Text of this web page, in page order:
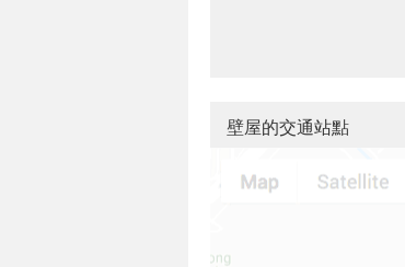
壁屋的交通站點